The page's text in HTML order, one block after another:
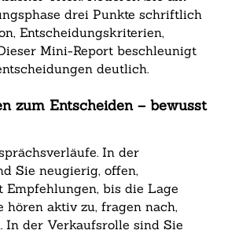
drei Punkte schriftlich
Entscheidungskriterien,
Mini-Report beschleunigt
deutlich.
zum Entscheiden – bewusst
In der
Sie neugierig, offen,
bis die Lage
hören aktiv zu, fragen nach,
In der Verkaufsrolle sind Sie